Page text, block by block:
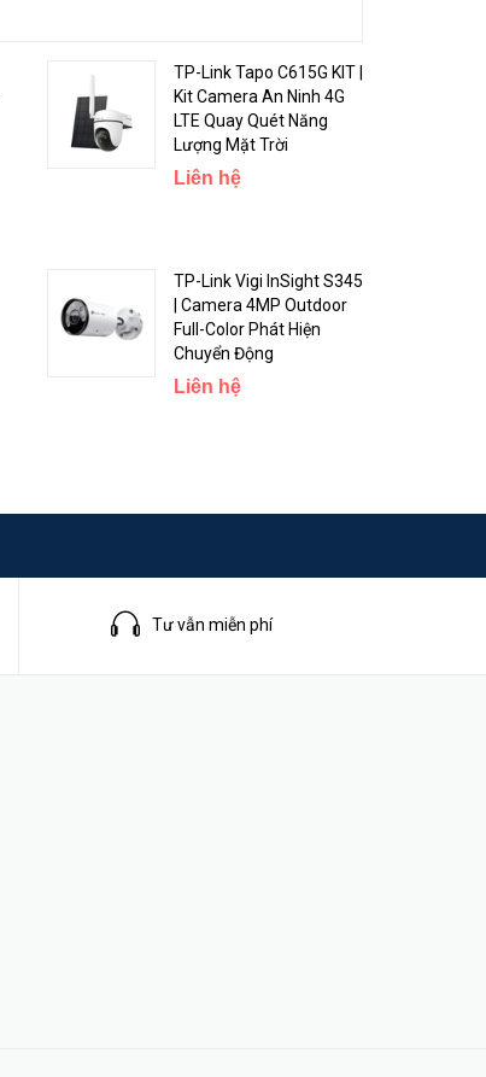
TP-Link Tapo C615G KIT |
Kit Camera An Ninh 4G
LTE Quay Quét Năng
Lượng Mặt Trời
Liên hệ
TP-Link Vigi InSight S345
| Camera 4MP Outdoor
Full-Color Phát Hiện
Chuyển Động
Liên hệ
Tư vẫn miễn phí